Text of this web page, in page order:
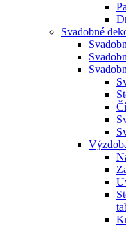
Svadobné